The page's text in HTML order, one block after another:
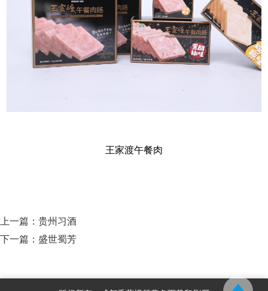
王家渡午餐肉
上一篇： 贵州习酒
下一篇： 盛世蜀芳